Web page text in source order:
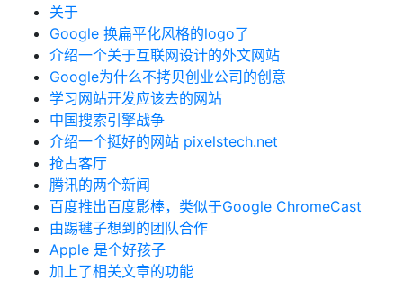
关于
Google 换扁平化风格的logo了
介绍一个关于互联网设计的外文网站
Google为什么不拷贝创业公司的创意
学习网站开发应该去的网站
中国搜索引擎战争
介绍一个挺好的网站 pixelstech.net
抢占客厅
腾讯的两个新闻
百度推出百度影棒，类似于Google ChromeCast
由踢毽子想到的团队合作
Apple 是个好孩子
加上了相关文章的功能